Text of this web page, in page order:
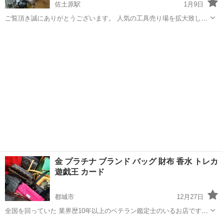
佐土原駅
1月9日
ご覧頂き誠にありがとうございます。 人気の工具売り場を拡大致しま
金 プラチナ ブランド バッグ 財布 香水 トレカ
遊戯王 カード
都城市
12月27日
全国を回っていた 業界歴10年以上のベテラン鑑定士のいるお店です。